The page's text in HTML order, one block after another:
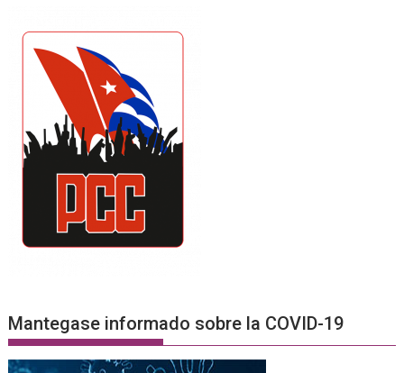
Mantegase informado sobre la COVID-19